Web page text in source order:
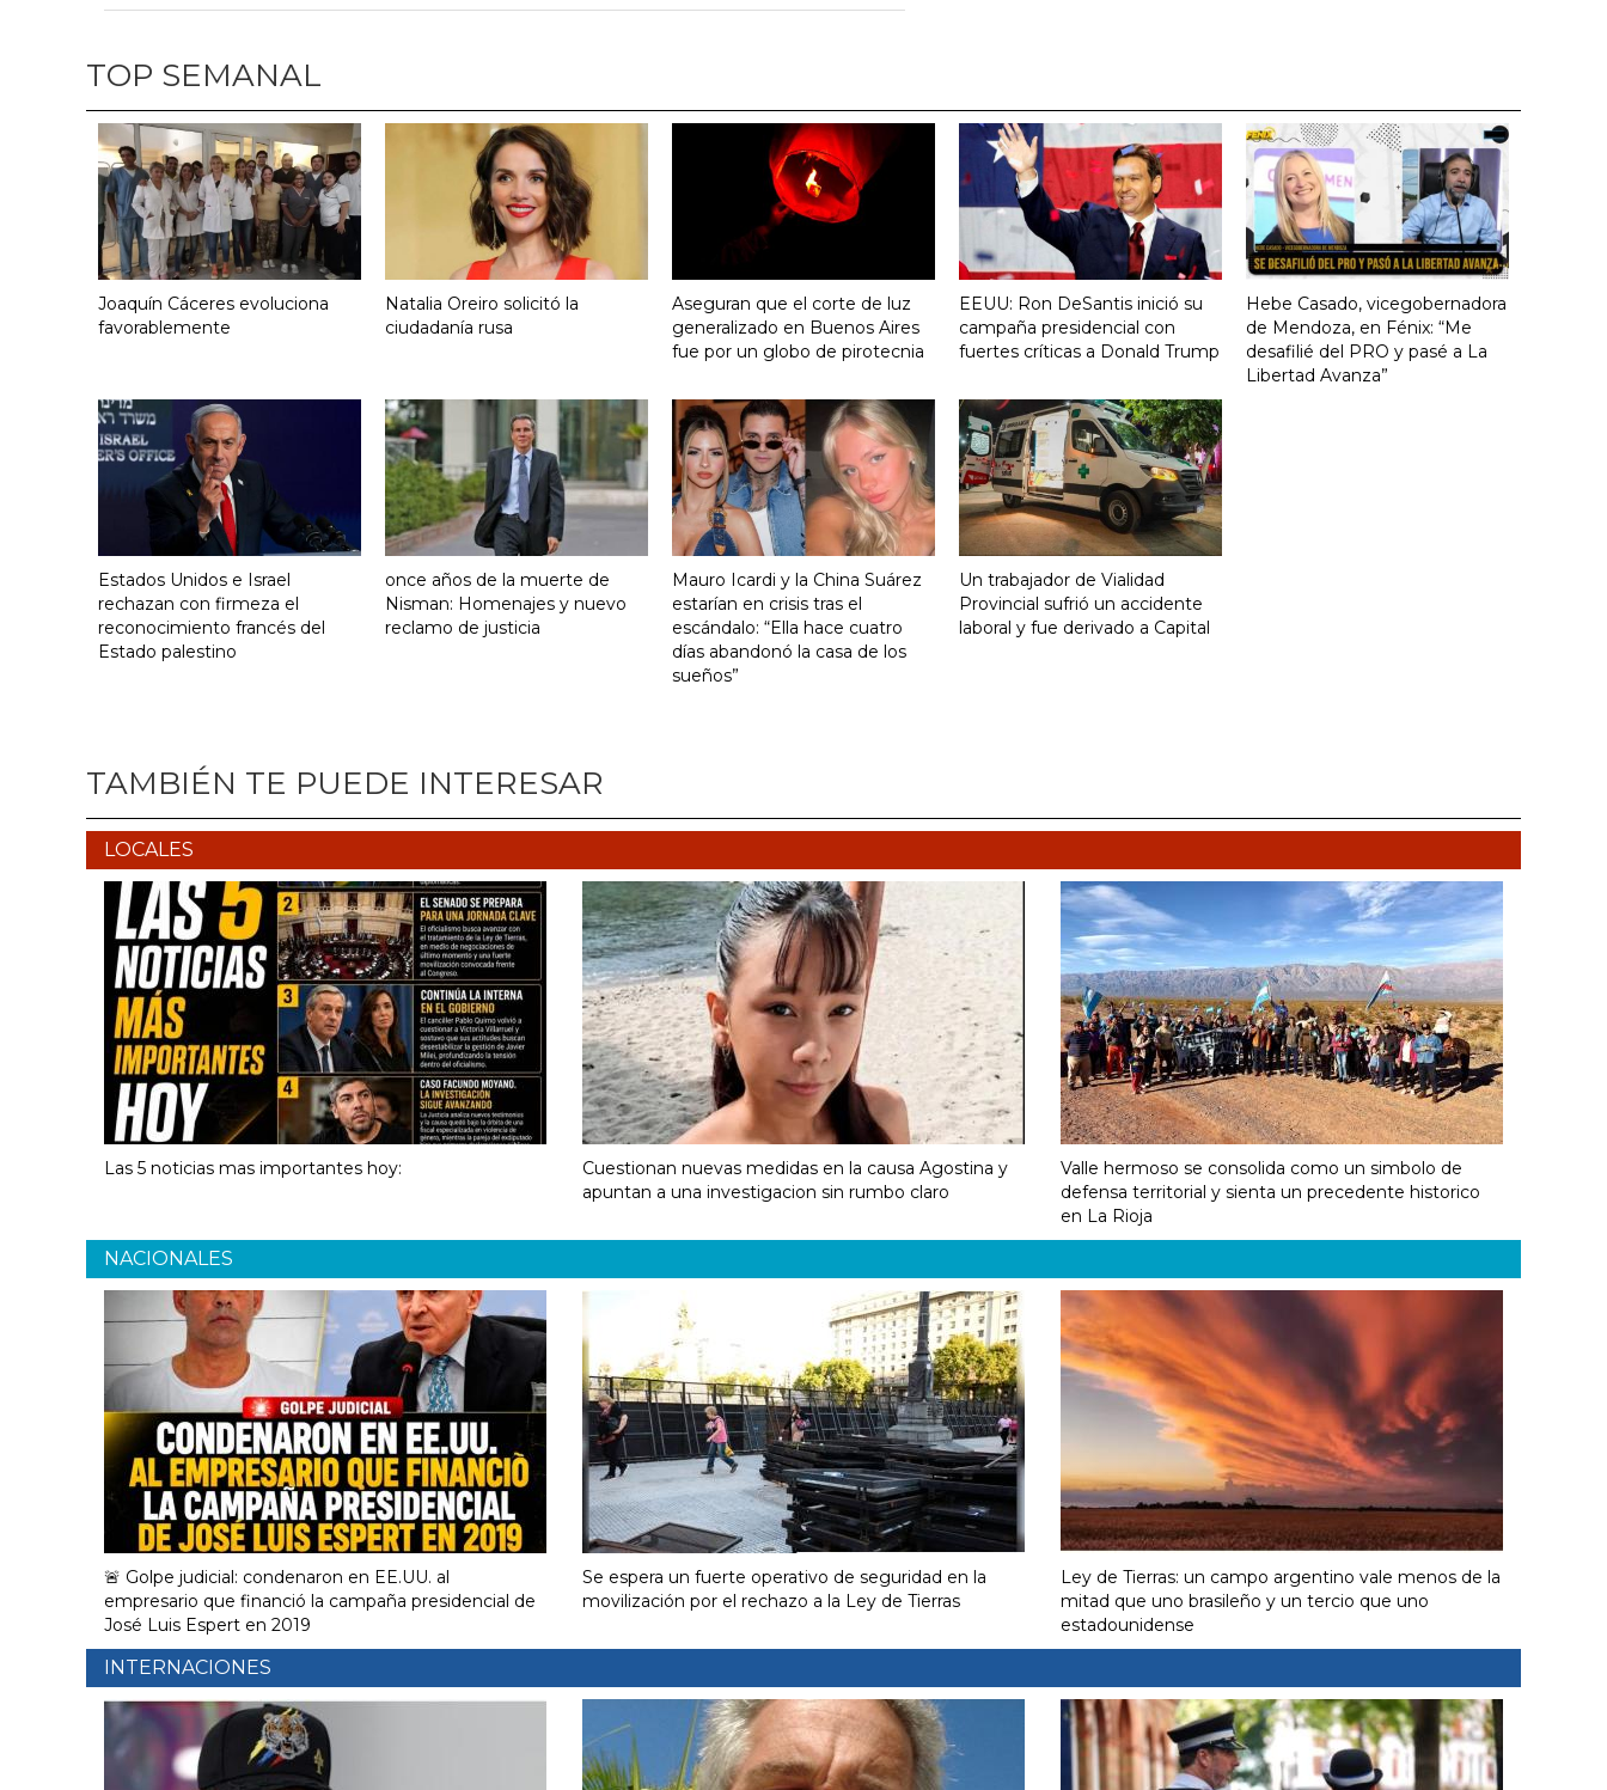
TOP SEMANAL
Joaquín Cáceres evoluciona
favorablemente
Natalia Oreiro solicitó la
ciudadanía rusa
Aseguran que el corte de luz
generalizado en Buenos Aires
fue por un globo de pirotecnia
EEUU: Ron DeSantis inició su
campaña presidencial con
fuertes críticas a Donald Trump
Hebe Casado, vicegobernadora
de Mendoza, en Fénix: “Me
desafilié del PRO y pasé a La
Libertad Avanza”
Estados Unidos e Israel
rechazan con firmeza el
reconocimiento francés del
Estado palestino
once años de la muerte de
Nisman: Homenajes y nuevo
reclamo de justicia
Mauro Icardi y la China Suárez
estarían en crisis tras el
escándalo: “Ella hace cuatro
días abandonó la casa de los
sueños”
Un trabajador de Vialidad
Provincial sufrió un accidente
laboral y fue derivado a Capital
TAMBIÉN TE PUEDE INTERESAR
LOCALES
Las 5 noticias mas importantes hoy:
Cuestionan nuevas medidas en la causa Agostina y
apuntan a una investigacion sin rumbo claro
Valle hermoso se consolida como un simbolo de
defensa territorial y sienta un precedente historico
en La Rioja
NACIONALES
🚨 Golpe judicial: condenaron en EE.UU. al
empresario que financió la campaña presidencial de
José Luis Espert en 2019
Se espera un fuerte operativo de seguridad en la
movilización por el rechazo a la Ley de Tierras
Ley de Tierras: un campo argentino vale menos de la
mitad que uno brasileño y un tercio que uno
estadounidense
INTERNACIONES